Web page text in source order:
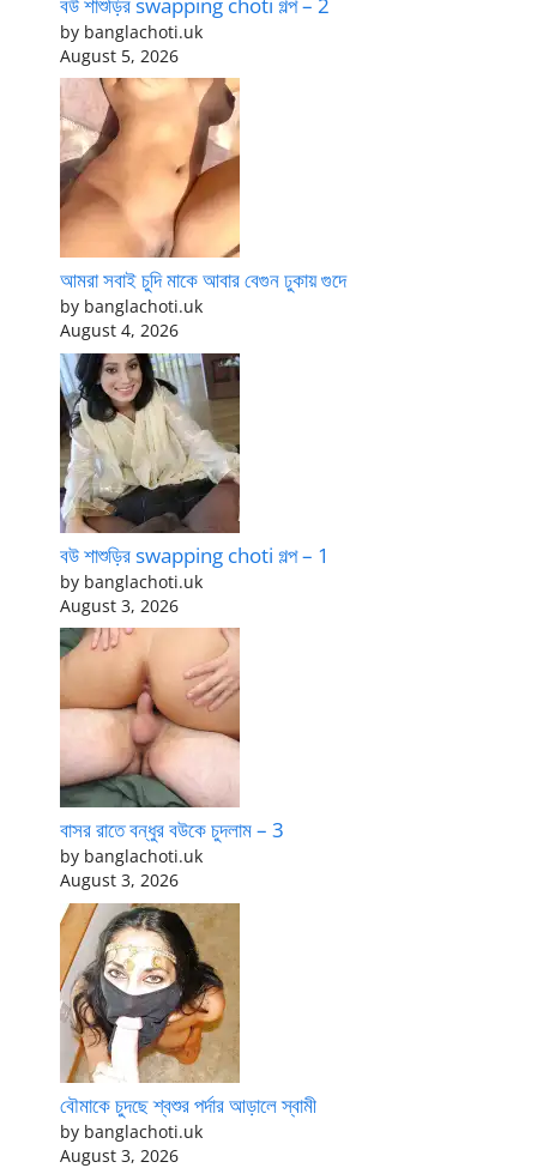
by banglachoti.uk
August 5, 2026
আমরা সবাই চুদি মাকে আবার বেগুন ঢুকায় গুদে
by banglachoti.uk
August 4, 2026
বউ শাশুড়ির swapping choti গল্প – 1
by banglachoti.uk
August 3, 2026
বাসর রাতে বন্ধুর বউকে চুদলাম – 3
by banglachoti.uk
August 3, 2026
বৌমাকে চুদছে শ্বশুর পর্দার আড়ালে স্বামী
by banglachoti.uk
August 3, 2026